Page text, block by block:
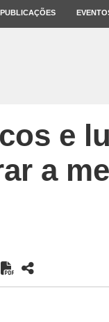
PUBLICAÇÕES
e
a